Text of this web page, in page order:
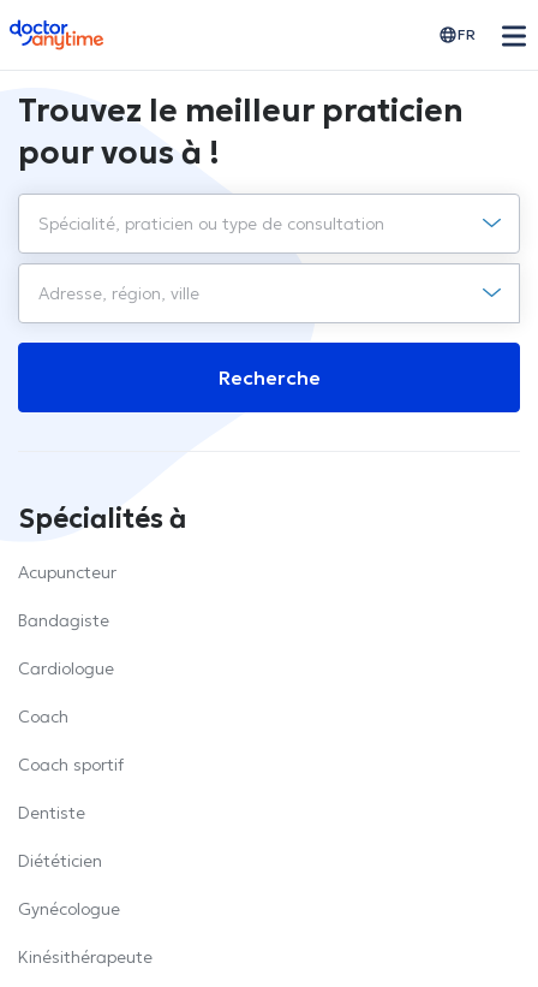
doctoranytime FR
Trouvez le meilleur praticien
pour vous à !
Recherche
Spécialités à
Acupuncteur
Bandagiste
Cardiologue
Coach
Coach sportif
Dentiste
Diététicien
Gynécologue
Kinésithérapeute